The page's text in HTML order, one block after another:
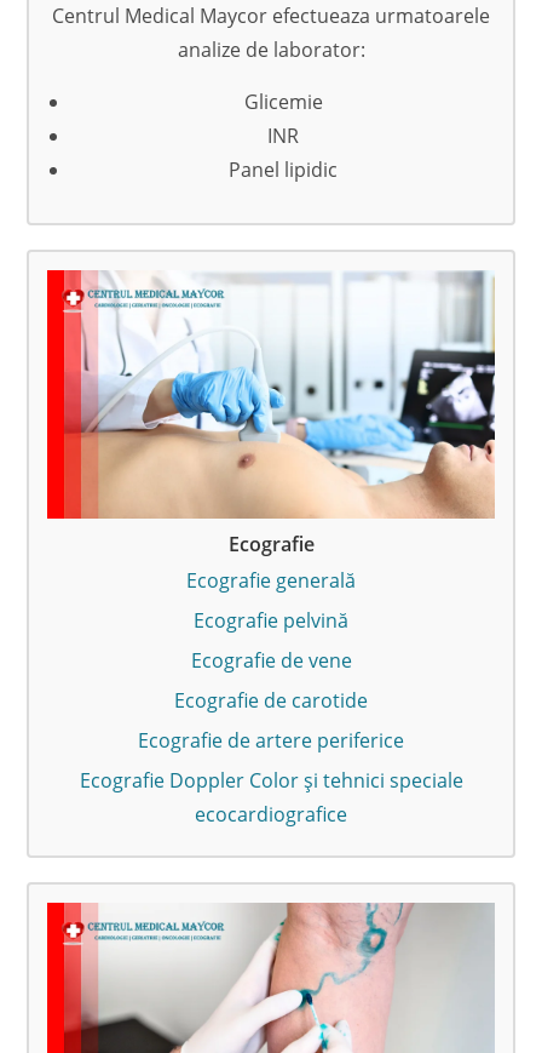
Centrul Medical Maycor efectueaza urmatoarele
analize de laborator:
Glicemie
INR
Panel lipidic
Ecografie
Ecografie generală
Ecografie pelvină
Ecografie de vene
Ecografie de carotide
Ecografie de artere periferice
Ecografie Doppler Color și tehnici speciale
ecocardiografice